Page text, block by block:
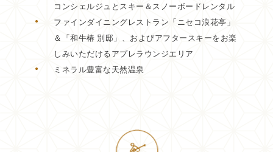
コンシェルジュとスキー＆スノーボードレンタル
ファインダイニングレストラン「ニセコ浪花亭」
＆「和牛椿 別邸」、およびアフタースキーをお楽
しみいただけるアプレラウンジエリア
ミネラル豊富な天然温泉